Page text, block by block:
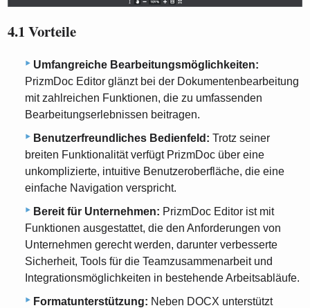
4.1 Vorteile
Umfangreiche Bearbeitungsmöglichkeiten:
PrizmDoc Editor glänzt bei der Dokumentenbearbeitung
mit zahlreichen Funktionen, die zu umfassenden
Bearbeitungserlebnissen beitragen.
Benutzerfreundliches Bedienfeld: Trotz seiner
breiten Funktionalität verfügt PrizmDoc über eine
unkomplizierte, intuitive Benutzeroberfläche, die eine
einfache Navigation verspricht.
Bereit für Unternehmen: PrizmDoc Editor ist mit
Funktionen ausgestattet, die den Anforderungen von
Unternehmen gerecht werden, darunter verbesserte
Sicherheit, Tools für die Teamzusammenarbeit und
Integrationsmöglichkeiten in bestehende Arbeitsabläufe.
Formatunterstützung: Neben DOCX unterstützt